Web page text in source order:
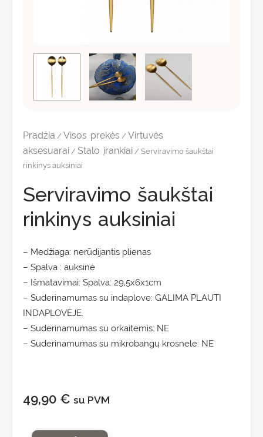
Pradžia /Visos prekės /Virtuvės
aksesuarai /Stalo įrankiai / Serviravimo šaukštai
rinkinys auksiniai
Serviravimo šaukštai
rinkinys auksiniai
– Medžiaga: nerūdijantis plienas
– Spalva : auksinė
– Išmatavimai: Spalva: 29,5x6x1cm
– Suderinamumas su indaplove: GALIMA PLAUTI
INDAPLOVĖJE.
– Suderinamumas su orkaitėmis: NE
– Suderinamumas su mikrobangų krosnele: NE
49,90 € su PVM